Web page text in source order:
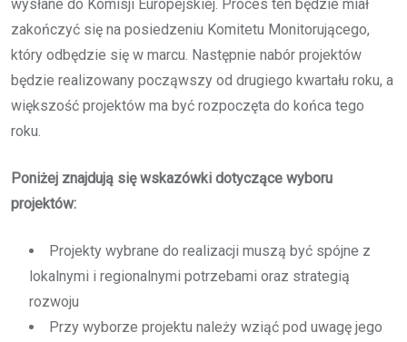
wysłane do Komisji Europejskiej. Proces ten będzie miał
zakończyć się na posiedzeniu Komitetu Monitorującego,
który odbędzie się w marcu. Następnie nabór projektów
będzie realizowany począwszy od drugiego kwartału roku, a
większość projektów ma być rozpoczęta do końca tego
roku.
Poniżej znajdują się wskazówki dotyczące wyboru
projektów:
Projekty wybrane do realizacji muszą być spójne z
lokalnymi i regionalnymi potrzebami oraz strategią
rozwoju
Przy wyborze projektu należy wziąć pod uwagę jego